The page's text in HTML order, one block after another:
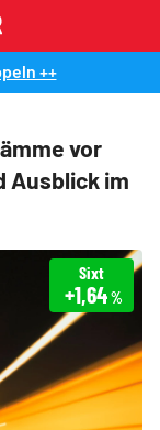
++
vor
Ausblick im
Sixt
+1,64%